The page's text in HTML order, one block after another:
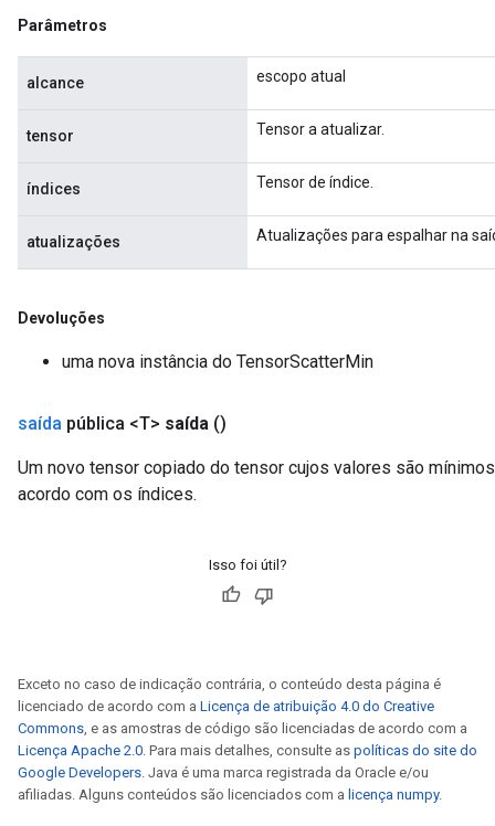
Parâmetros
alcance escopo atual
tensor Tensor a atualizar.
índices Tensor de índice.
atualizações Atualizações para espalhar na
Devoluções
uma nova instância do TensorScatterMin
saída pública <T> saída ()
Um novo tensor copiado do tensor cujos valores são
acordo com os índices.
Isso foi útil?
Exceto no caso de indicação contrária, o conteúdo desta página é
licenciado de acordo com a Licença de atribuição 4.0 do Creative
Commons, e as amostras de código são licenciadas de acordo com a
Licença Apache 2.0. Para mais detalhes, consulte as políticas do site do
Google Developers. Java é uma marca registrada da Oracle e/ou
afiliadas. Alguns conteúdos são licenciados com a licença numpy.